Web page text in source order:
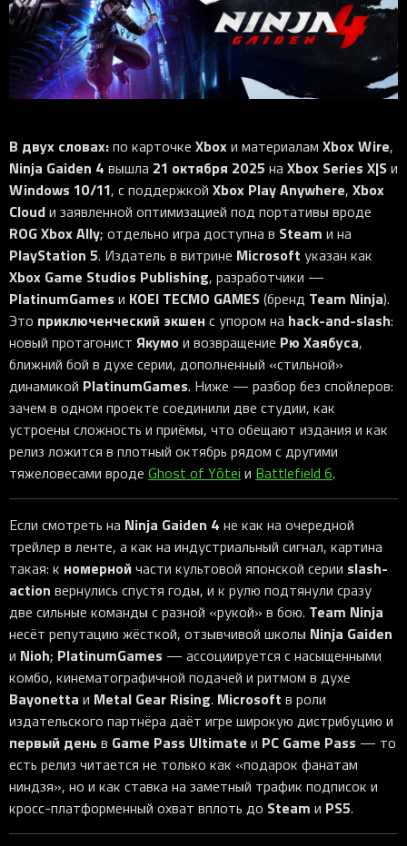
Рюкзаки
Аксессуары
Новинки
Pro Click
Аксессуары для мышей
Игровые мыши
Tartarus
Аксессуары для клавиатур
Все клавиатуры
Hammerhead
Аксессуары для аудио
Все аудио для ПК
Wireless Control Pod
Kraken Kitty
Kiyo
Контроллеры
Освещение
Все устройства
Goliathus
Firefly
HyperFlux V2
Strider
Gigantus
Pro Glide
Pro Click V2
Pro Click V2 Vertical
Pro Type Ergo
Pro Type
Аксессуары
Коллаборации
Софт
Synapse 4
Chroma™ RGB
THX Spatial
7.1 Sound
Synapse 2 Legacy
Virtual Ring Light
Razer Axon
Streamer Companion App
Cortex
iOS-приложения
Киберспорт
Игровые ивенты
В двух словах:по карточке Xboxи материалам Xbox Wire,
Ninja Gaiden 4 вышла 21 октября 2025 на Xbox Series X|Sи
Windows 10/11, с поддержкой Xbox Play Anywhere, Xbox
Cloudи заявленной оптимизацией под портативы вроде
ROG Xbox Ally; отдельно игра доступна в Steam и на
PlayStation 5. Издатель в витрине Microsoft указан как
Xbox Game Studios Publishing, разработчики —
PlatinumGames и KOEI TECMO GAMES(бренд Team Ninja).
Это приключенческий экшенс упором на hack-and-slash:
новый протагонист Якумои возвращение Рю Хаябуса,
ближний бой в духе серии, дополненный «стильной»
динамикой PlatinumGames. Ниже — разбор без спойлеров:
зачем в одном проекте соединили две студии, как
устроены сложность и приёмы, что обещают издания и как
релиз ложится в плотный октябрь рядом с другими
тяжеловесами вроде Ghost of Yōtei и Battlefield 6.
Если смотреть на Ninja Gaiden 4 не как на очередной
трейлер в ленте, а как на индустриальный сигнал, картина
такая: к номернойчасти культовой японской серии slash-
action вернулись спустя годы, и к рулю подтянули сразу
две сильные команды с разной «рукой» в бою. Team Ninja
несёт репутацию жёсткой, отзывчивой школы Ninja Gaiden
и Nioh; PlatinumGames — ассоциируется с насыщенными
комбо, кинематографичной подачей и ритмом в духе
Bayonetta и Metal Gear Rising. Microsoft в роли
издательского партнёра даёт игре широкую дистрибуцию и
первый деньв Game Pass Ultimate и PC Game Pass — то
есть релиз читается не только как «подарок фанатам
ниндзя», но и как ставка на заметный трафик подписок и
кросс-платформенный охват вплоть до Steam и PS5.